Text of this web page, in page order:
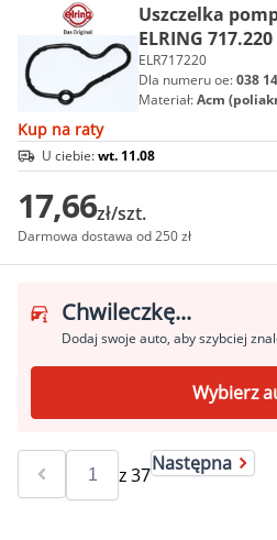
Uszczelka
ELRING 717.220
ELR717220
Dla numeru oe:038
Materiał:Acm
Kup na raty
U ciebie:wt. 11.08
17,66zł/szt.
Darmowa dostawa od 250 zł
Chwileczkę...
Dodaj swoje auto, aby szybciej
Wybierz
z37Następna